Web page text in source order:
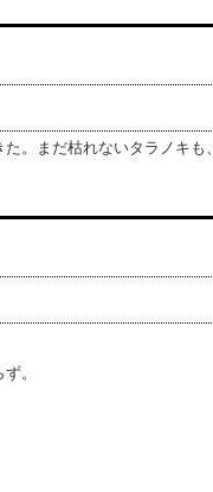
。まだ枯れないタラノキも、
。